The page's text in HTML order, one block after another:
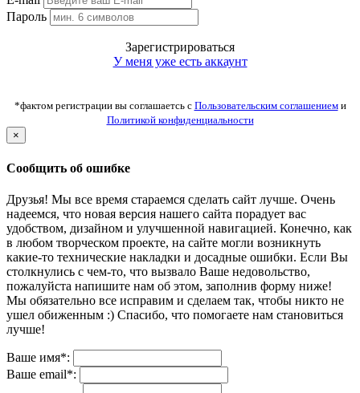
Пароль
Зарегистрироваться
У меня уже есть аккаунт
*фактом регистрации вы соглашаетсь с Пользовательским соглашениеми
Политикой конфиденциальности
×
Сообщить об ошибке
Друзья! Мы все время стараемся сделать сайт лучше. Очень
надеемся, что новая версия нашего сайта порадует вас
удобством, дизайном и улучшенной навигацией. Конечно, как
в любом творческом проекте, на сайте могли возникнуть
какие-то технические накладки и досадные ошибки. Если Вы
столкнулись с чем-то, что вызвало Ваше недовольство,
пожалуйста напишите нам об этом, заполнив форму ниже!
Мы обязательно все исправим и сделаем так, чтобы никто не
ушел обиженным :) Спасибо, что помогаете нам становиться
лучше!
Ваше имя*:
Ваше email*: